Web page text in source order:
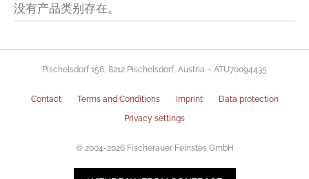
没有产品类别存在。
Pischelsdorf 156, 8212 Pischelsdorf, Austria – ATU70094435
Contact Terms and Conditions Imprint
Data protection
Privacy settings
© 2004-2026 Fischerauer Feinstes GmbH